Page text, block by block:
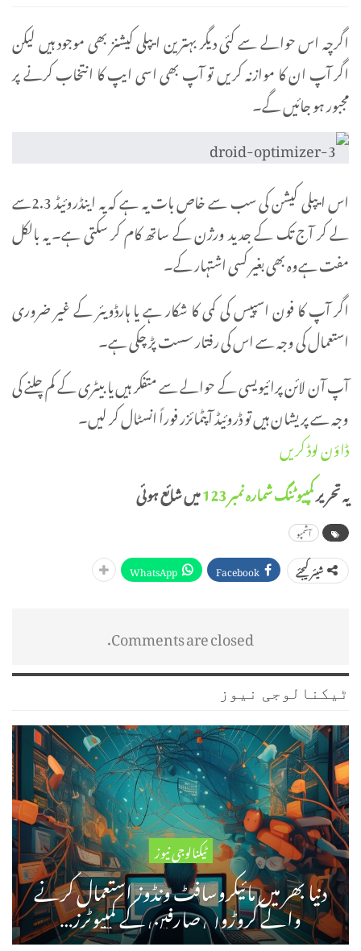
اگرچہ اس حوالے سے کئی دیگر بہترین ایپلی کیشنز بھی موجود ہیں لیکن
اگر آپ ان کا موازنہ کریں تو آپ بھی اسی ایپ کا انتخاب کرنے پر
مجبور ہو جائیں گے۔
اس ایپلی کیشن کی سب سے خاص بات یہ ہے کہ یہ اینڈروئیڈ 2.3سے
لے کر آج تک کے جدید ورژن کے ساتھ کام کر سکتی ہے۔ یہ بالکل
مفت ہےوہ بھی بغیر کسی اشتہار کے۔
اگر آپ کا فون اسپیس کی کمی کا شکار ہے یا ہارڈویئر کے غیر ضروری
استعمال کی وجہ سے اس کی رفتار سست پڑ چکی ہے۔
آپ آن لائن پرائیویسی کے حوالے سے متفکر ہیں یا بیٹری کے کم چلنے کی
وجہ سے پریشان ہیں تو ڈروئیڈ آپٹمائزر فوراً انسٹال کر لیں۔
ڈاؤن لوڈ کریں
یہ تحریرکمپیوٹنگ شمارہ نمبر 123 میں شائع ہوئی
آشمپو
شیئر کیجئے Facebook
WhatsApp
Comments are closed.
ٹیکنالوجی نیوز
ٹیکنالوجی نیوز
دنیا بھر میں مائیکروسافٹ ونڈوز استعمال کرنے
والے کروڑوں صارفین کے کمپیوٹرز…